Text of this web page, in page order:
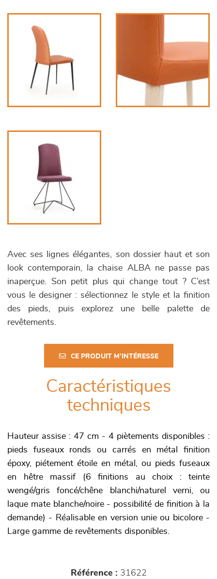
Avec ses lignes élégantes, son dossier haut et son
look contemporain, la chaise ALBA ne passe pas
inaperçue. Son petit plus qui change tout ? C’est
vous le designer : sélectionnez le style et la finition
des pieds, puis explorez une belle palette de
revêtements.
CE PRODUIT M'INTÉRESSE
Caractéristiques
techniques
Hauteur assise : 47 cm - 4 piètements disponibles :
pieds fuseaux ronds ou carrés en métal finition
époxy, piétement étoile en métal, ou pieds fuseaux
en hêtre massif (6 finitions au choix : teinte
wengé/gris foncé/chêne blanchi/naturel verni, ou
laque mate blanche/noire - possibilité de finition à la
demande) - Réalisable en version unie ou bicolore -
Large gamme de revêtements disponibles.
Référence : 31622